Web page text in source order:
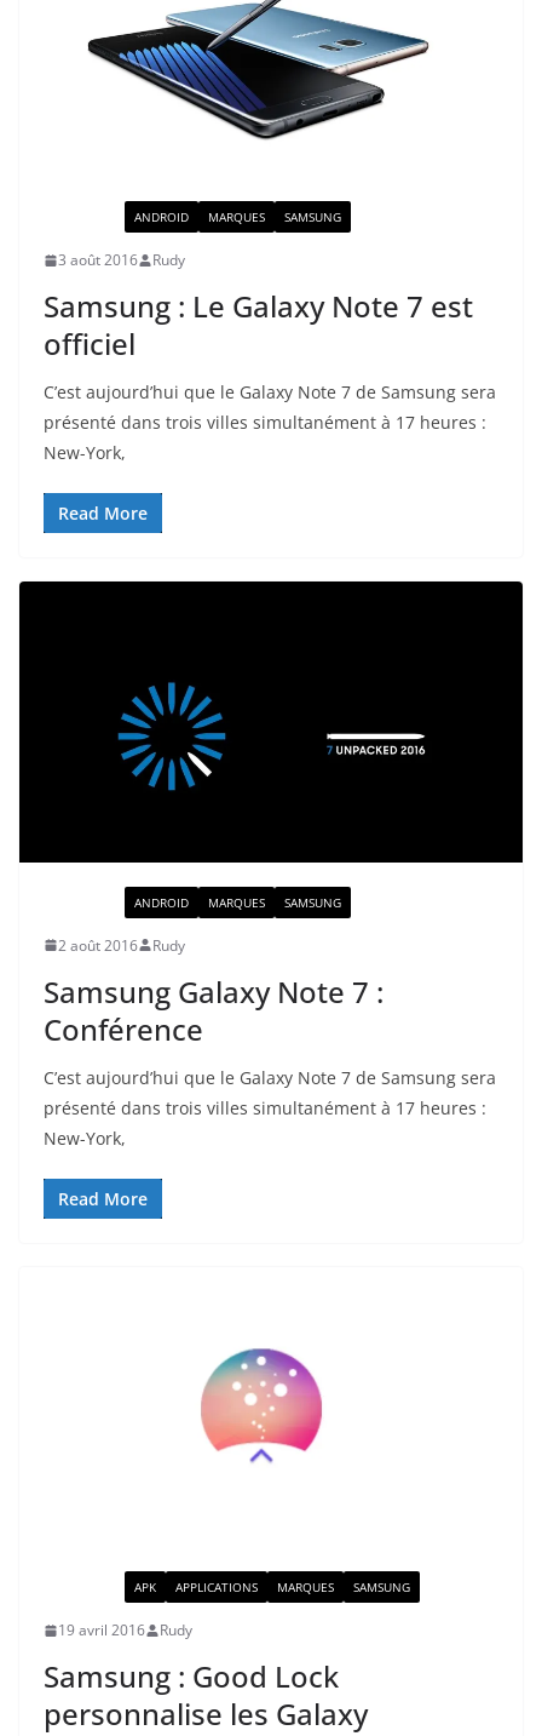
ANDROID MARQUES SAMSUNG
3 août 2016 Rudy
Samsung : Le Galaxy Note 7 est
officiel
C’est aujourd’hui que le Galaxy Note 7 de Samsung sera
présenté dans trois villes simultanément à 17 heures :
New-York,
Read More
ANDROID MARQUES SAMSUNG
2 août 2016 Rudy
Samsung Galaxy Note 7 :
Conférence
C’est aujourd’hui que le Galaxy Note 7 de Samsung sera
présenté dans trois villes simultanément à 17 heures :
New-York,
Read More
APK APPLICATIONS MARQUES SAMSUNG
19 avril 2016 Rudy
Samsung : Good Lock
personnalise les Galaxy